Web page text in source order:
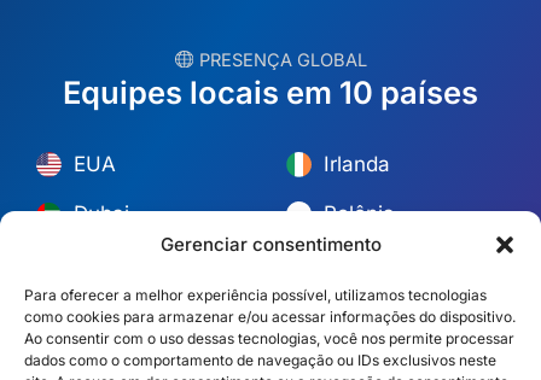
Gerenciar consentimento
Para oferecer a melhor experiência possível, utilizamos tecnologias
como cookies para armazenar e/ou acessar informações do dispositivo.
Ao consentir com o uso dessas tecnologias, você nos permite processar
dados como o comportamento de navegação ou IDs exclusivos neste
︎ PRESENÇA GLOBAL
Equipes locais em 10 países
EUA
Dubai
Espanha
Brasil/Mercosul
Irlanda
Polônia
S. África
Portugal